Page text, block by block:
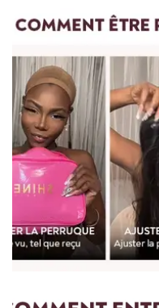
cheveux avant de les
perruque jusqu'à
Pour toute question,
vip@shinehair.fr